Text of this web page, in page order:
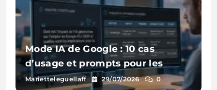
Mode IA de Google : 10 cas
d’usage et prompts pour les
entreprises
Marietteleguellaff 29/07/2026 0